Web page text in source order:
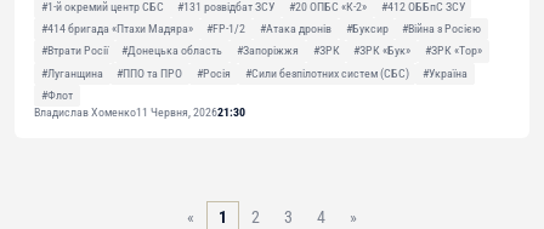
#1-й окремий центр СБС #131 розвідбат ЗСУ #20 ОПБС «К-2»
#412 ОББпС ЗСУ
#414 бригада «Птахи Мадяра»
#FP-1/2 #Атака дронів #Буксир
#Війна з Росією
#Втрати Росії
#Донецька область #Запоріжжя #ЗРК #ЗРК «Бук»
#ЗРК «Тор»
#Луганщина
#ППО та ПРО #Росія #Сили безпілотних систем (СБС)
#Україна
#Флот
Владислав Хоменко11 Червня, 202621:30
« 1 2 3 4 »